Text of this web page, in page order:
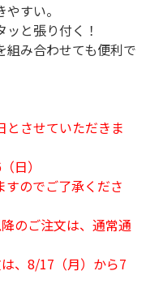
すい。
と張り付く！
組み合わせても便利で
とさせていただきま
日）
すのでご了承くださ
のご注文は、通常通
、8/17（月）から7